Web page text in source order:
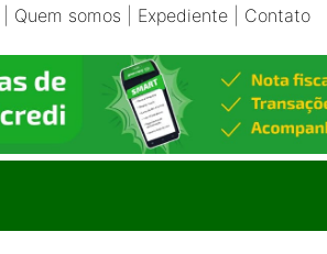
Quem somos Expediente Contato